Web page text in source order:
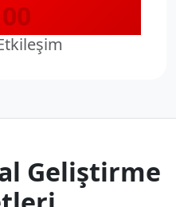
Geliştirme